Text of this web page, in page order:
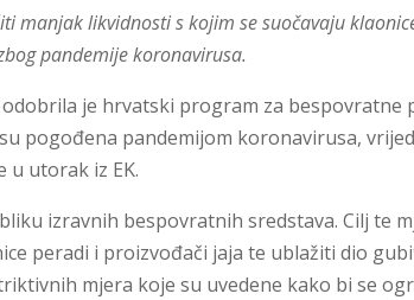
manjak likvidnosti s kojim se suočavaju
pandemije koronavirusa.
je hrvatski program za bespovratne
pogođena pandemijom koronavirusa,
u utorak iz EK.
izravnih bespovratnih sredstava. Cilj te
peradi i proizvođači jaja te ublažiti dio
mjera koje su uvedene kako bi se